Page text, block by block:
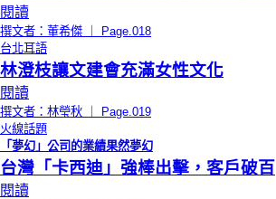
閱讀
撰文者：董希傑 ｜ Page.018
台北耳語
林澄枝讓文建會充滿女性文化
閱讀
撰文者：林瑩秋 ｜ Page.019
火線話題
「夢幻」公司的業績果然夢幻
台灣「卡西迪」強棒出擊，客戶破百
閱讀